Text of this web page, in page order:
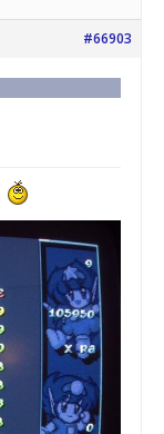
#66903